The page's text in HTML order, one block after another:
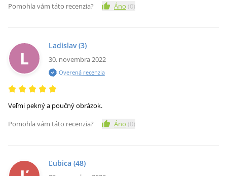
Pomohla vám táto recenzia?
Áno (0)
L
Ladislav (3)
30. novembra 2022
Overená recenzia
Veľmi pekný a poučný obrázok.
Pomohla vám táto recenzia?
Áno (0)
Ľubica (48)